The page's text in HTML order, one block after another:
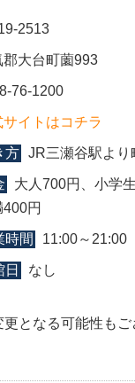
2513
郡大台町薗993
76-1200
サイトはコチラ
方 JR三瀬谷駅より
大人700円、小学
400円
時間 11:00～21:00
日 なし
となる可能性も